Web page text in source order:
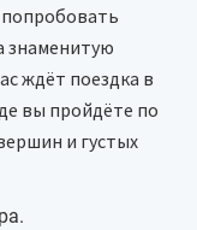
попробовать
знаменитую
ждёт поездка в
вы пройдёте по
и густых